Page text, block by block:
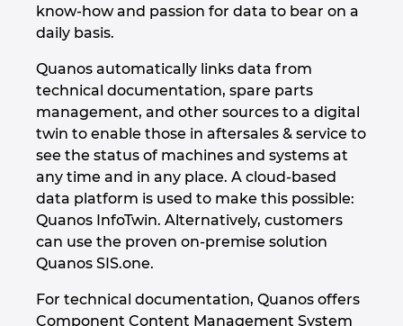
know-how and passion for data to bear on a
daily basis.
Quanos automatically links data from
technical documentation, spare parts
management, and other sources to a digital
twin to enable those in aftersales & service to
see the status of machines and systems at
any time and in any place. A cloud-based
data platform is used to make this possible:
Quanos InfoTwin. Alternatively, customers
can use the proven on-premise solution
Quanos SIS.one.
For technical documentation, Quanos offers
Component Content Management System
India
Indonesia
Ireland
Israel
Italy
Japan
Lithuania